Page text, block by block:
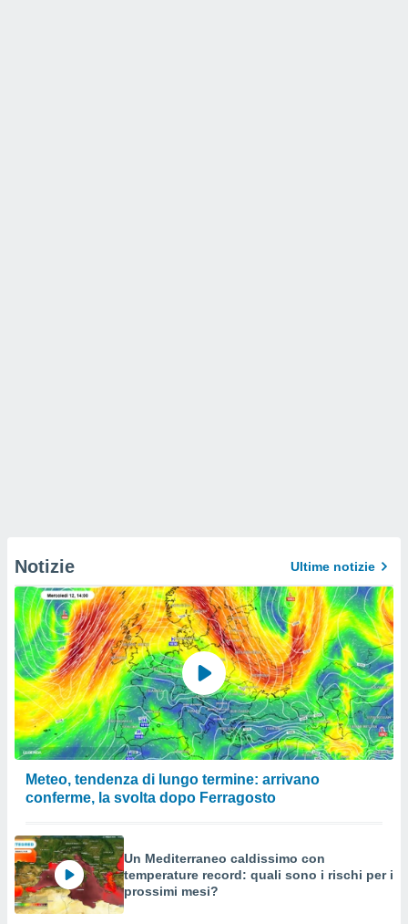
Notizie Ultime notizie
Meteo, tendenza di lungo termine: arrivano
conferme, la svolta dopo Ferragosto
Un Mediterraneo caldissimo con
temperature record: quali sono i rischi per i
prossimi mesi?